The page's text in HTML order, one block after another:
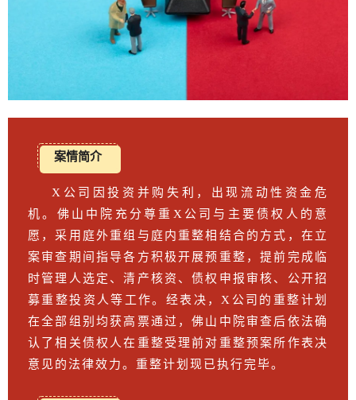
案情简介
X公司因投资并购失利，出现流动性资金危
机。佛山中院充分尊重X公司与主要债权人的意
愿，采用庭外重组与庭内重整相结合的方式，在立
案审查期间指导各方积极开展预重整，提前完成临
时管理人选定、清产核资、债权申报审核、公开招
募重整投资人等工作。经表决，X公司的重整计划
在全部组别均获高票通过，佛山中院审查后依法确
认了相关债权人在重整受理前对重整预案所作表决
意见的法律效力。重整计划现已执行完毕。